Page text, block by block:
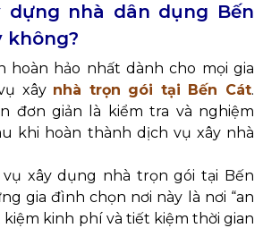
dựng nhà dân dụng Bến
không?
hoàn hảo nhất dành cho mọi gia
xây nhà trọn gói tại Bến Cát.
đơn giản là kiểm tra và nghiệm
khi hoàn thành dịch vụ xây nhà
xây dụng nhà trọn gói tại Bến
gia đình chọn nơi này là nơi “an
kiệm kinh phí và tiết kiệm thời gian